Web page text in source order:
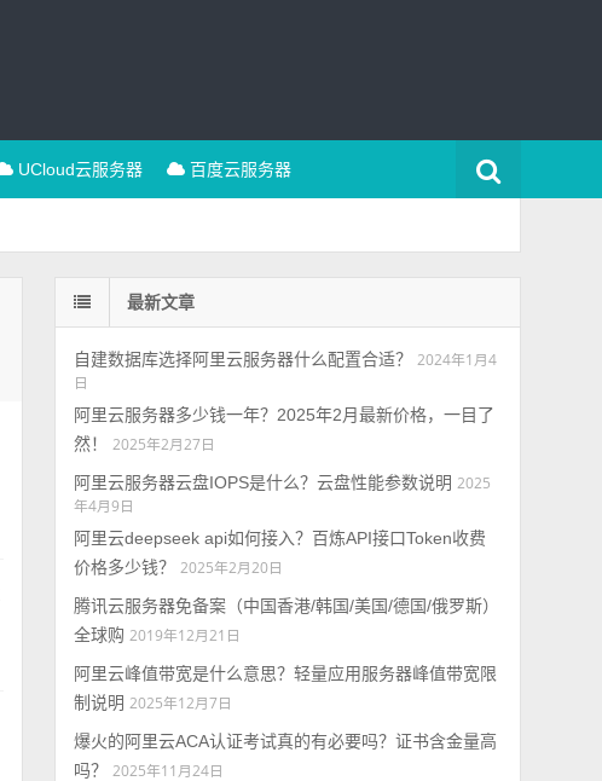
UCloud云服务器 百度云服务器
最新文章
自建数据库选择阿里云服务器什么配置合适？
2024年1月4
日
阿里云服务器多少钱一年？2025年2月最新价格，一目了
然！
2025年2月27日
阿里云服务器云盘IOPS是什么？云盘性能参数说明 2025
年4月9日
阿里云deepseek api如何接入？百炼API接口Token收费
价格多少钱？
2025年2月20日
腾讯云服务器免备案（中国香港/韩国/美国/德国/俄罗斯）
全球购 2019年12月21日
阿里云峰值带宽是什么意思？轻量应用服务器峰值带宽限
制说明 2025年12月7日
爆火的阿里云ACA认证考试真的有必要吗？证书含金量高
吗？
2025年11月24日